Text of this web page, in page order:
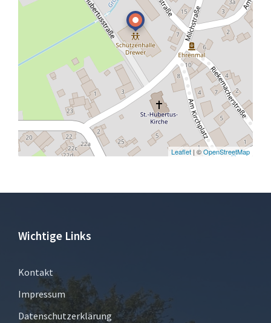
Leaflet | ©OpenStreetMap
Wichtige Links
Kontakt
Impressum
Datenschutzerklärung